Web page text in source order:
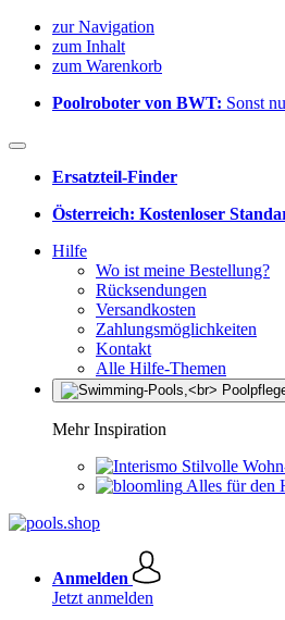
zur Navigation
zum Inhalt
zum Warenkorb
Poolroboter von BWT: Sonst
Ersatzteil-Finder
Österreich: Kostenloser
Hilfe
Wo ist meine Bestellung?
Rücksendungen
Versandkosten
Zahlungsmöglichkeiten
Kontakt
Alle Hilfe-Themen
Mehr Inspiration
Stilvolle
Alles für den
Anmelden
Jetzt anmelden